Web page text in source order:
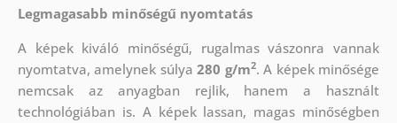
Legmagasabb minőségű nyomtatás
A képek kiváló minőségű, rugalmas vászonra vannak
nyomtatva, amelynek súlya280 g/m2. A képek minősége
nemcsak az anyagban rejlik, hanem a használt
technológiában is. A képek lassan, magas minőségben